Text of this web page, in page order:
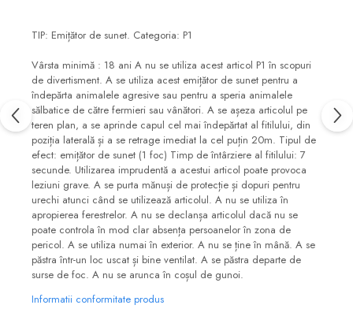
TIP: Emițător de sunet. Categoria: P1
Vârsta minimă : 18 ani A nu se utiliza acest articol P1 în scopuri
de divertisment. A se utiliza acest emițător de sunet pentru a
îndepărta animalele agresive sau pentru a speria animalele
sălbatice de către fermieri sau vânători. A se așeza articolul pe
teren plan, a se aprinde capul cel mai îndepărtat al fitilului, din
poziția laterală și a se retrage imediat la cel puțin 20m. Tipul de
efect: emițător de sunet (1 foc) Timp de întârziere al fitilului: 7
secunde. Utilizarea imprudentă a acestui articol poate provoca
leziuni grave. A se purta mănuși de protecție și dopuri pentru
urechi atunci când se utilizează articolul. A nu se utiliza în
apropierea ferestrelor. A nu se declanșa articolul dacă nu se
poate controla în mod clar absența persoanelor în zona de
pericol. A se utiliza numai în exterior. A nu se ține în mână. A se
păstra într-un loc uscat și bine ventilat. A se păstra departe de
surse de foc. A nu se arunca în coșul de gunoi.
Informatii conformitate produs